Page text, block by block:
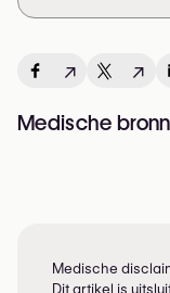
↗ ↗
Medische
Medische
Dit artikel is